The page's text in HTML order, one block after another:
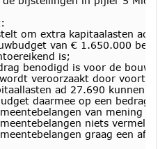
om extra kapitaalasten ad
van € 1.650.000
is;
benodigd is voor de
veroorzaakt door
ad 27.690 kunnen
daarmee op een bedrag
van mening
niets vermeld
graag een